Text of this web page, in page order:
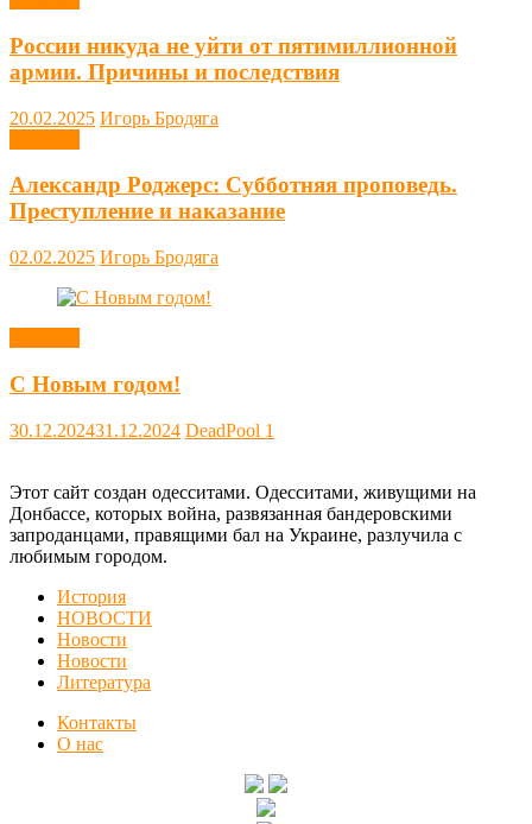
России никуда не уйти от пятимиллионной
армии. Причины и последствия
20.02.2025 Игорь Бродяга
Александр Роджерс: Субботняя проповедь.
Преступление и наказание
02.02.2025 Игорь Бродяга
С Новым годом!
30.12.202431.12.2024 DeadPool 1
Этот сайт создан одесситами. Одесситами, живущими на
Донбассе, которых война, развязанная бандеровскими
запроданцами, правящими бал на Украине, разлучила с
любимым городом.
История
НОВОСТИ
Новости
Новости
Литература
Контакты
О нас